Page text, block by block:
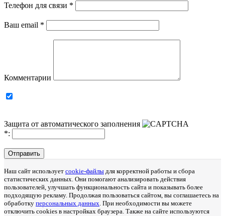
Телефон для связи *
Ваш email *
Комментарии
Защита от автоматического заполнения
*:
Отправить
Наш сайт использует cookie-файлы для корректной работы и сбора
статистических данных. Они помогают анализировать действия
пользователей, улучшать функциональность сайта и показывать более
подходящую рекламу. Продолжая пользоваться сайтом, вы соглашаетесь на
обработку персональных данных. При необходимости вы можете
отключить cookies в настройках браузера. Также на сайте используются